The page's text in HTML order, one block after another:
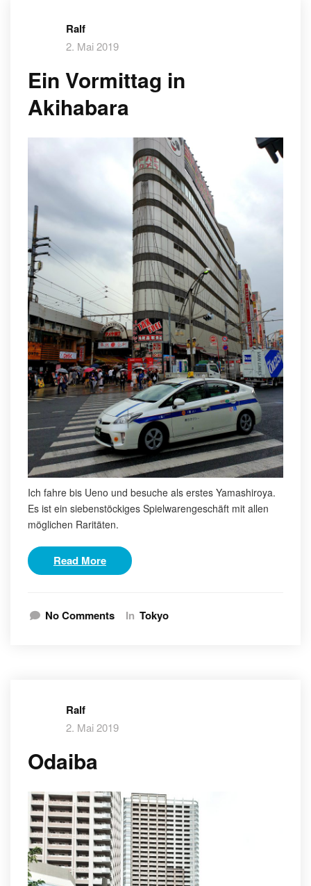
Ralf
2. Mai 2019
Ein Vormittag in
Akihabara
Ich fahre bis Ueno und besuche als erstes Yamashiroya.
Es ist ein siebenstöckiges Spielwarengeschäft mit allen
möglichen Raritäten.
Read More
No Comments In Tokyo
Ralf
2. Mai 2019
Odaiba